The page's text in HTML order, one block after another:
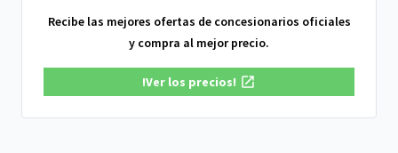
Recibe las mejores ofertas de concesionarios oficiales
y compra al mejor precio.
!Ver los precios!